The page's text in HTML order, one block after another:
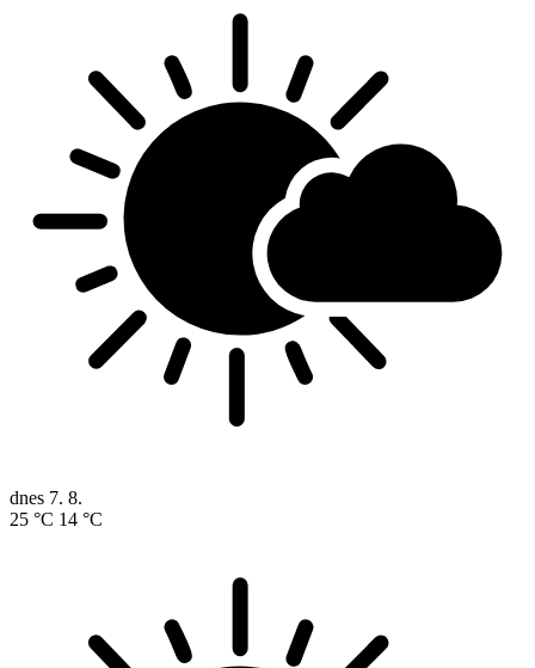
dnes 7. 8.
25 °C 14 °C